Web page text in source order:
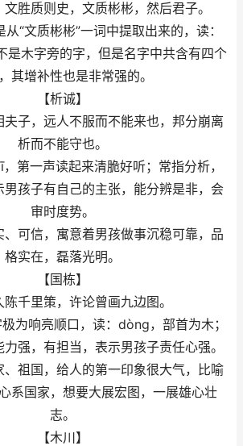
胜质则史，文质彬彬，然后君子。
“文质彬彬”一词中提取出来的，读：
是木字旁的字，但是名字中共含有四个
其增补性也是非常强的。
【析诚】
夫子，远人不服而不能来也，邦分崩离
析而不能守也。
第一声读起来清脆好听；常指分析，
男孩子有自己的主张，能分辨是非，会
审时度势。
可信，寓意着男孩做事沉稳可靠，品
格实在，磊落光明。
【国栋】
陈千里策，许论曾画九边图。
为响亮顺口，读：dòng，部首为木；
强，有担当，表示男孩子责任心强。
、祖国，给人的第一印象很大气，比喻
系国家，想要大展宏图，一展雄心壮
志。
【木川】